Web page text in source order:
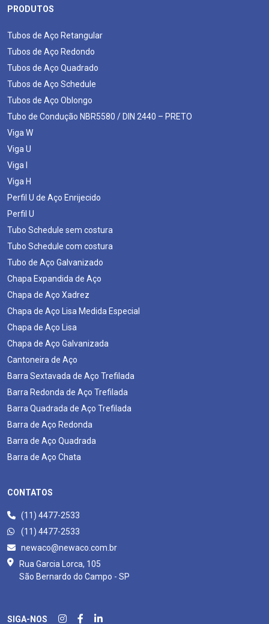
PRODUTOS
Tubos de Aço Retangular
Tubos de Aço Redondo
Tubos de Aço Quadrado
Tubos de Aço Schedule
Tubos de Aço Oblongo
Tubo de Condução NBR5580 / DIN 2440 – PRETO
Viga W
Viga U
Viga I
Viga H
Perfil U de Aço Enrijecido
Perfil U
Tubo Schedule sem costura
Tubo Schedule com costura
Tubo de Aço Galvanizado
Chapa Expandida de Aço
Chapa de Aço Xadrez
Chapa de Aço Lisa Medida Especial
Chapa de Aço Lisa
Chapa de Aço Galvanizada
Cantoneira de Aço
Barra Sextavada de Aço Trefilada
Barra Redonda de Aço Trefilada
Barra Quadrada de Aço Trefilada
Barra de Aço Redonda
Barra de Aço Quadrada
Barra de Aço Chata
CONTATOS
(11) 4477-2533
(11) 4477-2533
newaco@newaco.com.br
Rua Garcia Lorca, 105
São Bernardo do Campo - SP
SIGA-NOS